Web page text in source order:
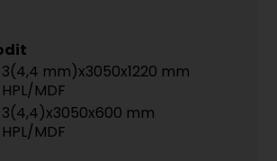
3(4,4 mm)x3050x1220 mm
HPL/MDF
3(4,4)x3050x600 mm
HPL/MDF